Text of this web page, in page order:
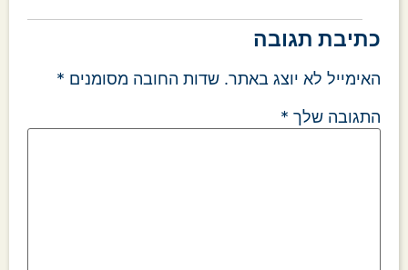
כתיבת תגובה
האימייל לא יוצג באתר. שדות החובה מסומנים *
התגובה שלך *